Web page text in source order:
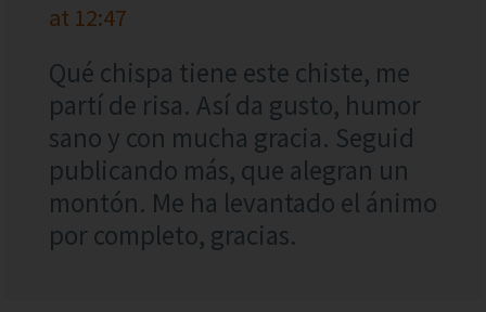
at 12:47
Qué chispa tiene este chiste, me
partí de risa. Así da gusto, humor
sano y con mucha gracia. Seguid
publicando más, que alegran un
montón. Me ha levantado el ánimo
por completo, gracias.